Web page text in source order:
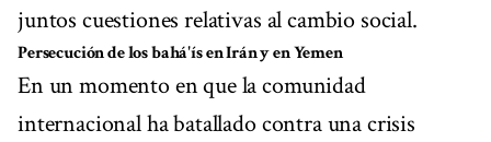
juntos cuestiones relativas al cambio social.
Persecución de los bahá'ís en Irán y en Yemen
En un momento en que la comunidad
internacional ha batallado contra una crisis